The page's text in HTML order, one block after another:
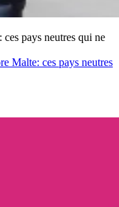
pays neutres qui ne
Malte: ces pays neutres